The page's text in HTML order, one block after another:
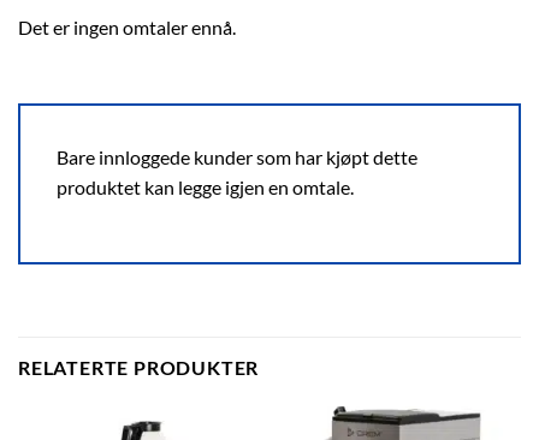
Det er ingen omtaler ennå.
Bare innloggede kunder som har kjøpt dette
produktet kan legge igjen en omtale.
RELATERTE PRODUKTER